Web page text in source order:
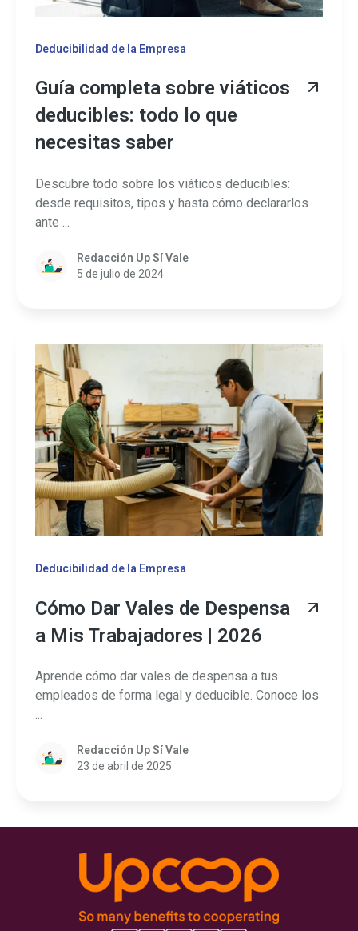
Deducibilidad de la Empresa
Guía completa sobre viáticos
deducibles: todo lo que
necesitas saber
Descubre todo sobre los viáticos deducibles:
desde requisitos, tipos y hasta cómo declararlos
ante ...
Redacción Up Sí Vale
5 de julio de 2024
Deducibilidad de la Empresa
Cómo Dar Vales de Despensa
a Mis Trabajadores | 2026
Aprende cómo dar vales de despensa a tus
empleados de forma legal y deducible. Conoce los
...
Redacción Up Sí Vale
23 de abril de 2025